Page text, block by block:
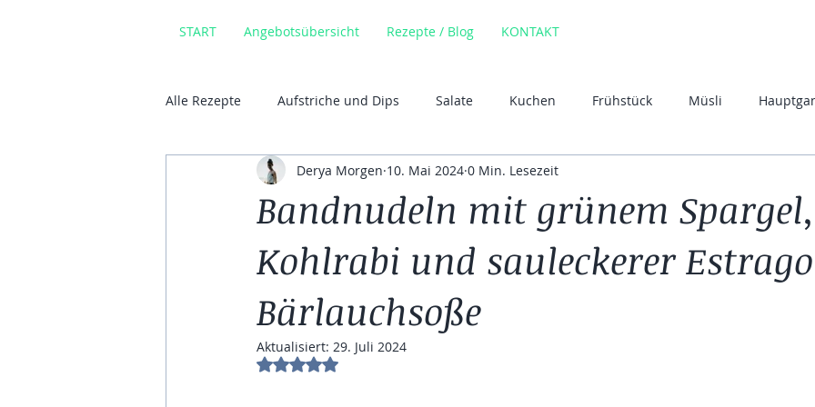
START Angebotsübersicht Rezepte / Blog KONTAKT
Alle Rezepte Aufstriche und Dips Salate Kuchen Frühstück Müsli
Vorspeisen Mezze Currys Rohkost Yummi
Gewürzbrot Suppen
Ayurvedisch Gewürzmischung
Bandnudeln mit grünem Spargel,
Kohlrabi und sauleckerer
Bärlauchsoße
Derya Morgen 10. Mai 2024 0 Min. Lesezeit
Aktualisiert: 29. Juli 2024
Mit NaN von 5 Sternen bewertet.